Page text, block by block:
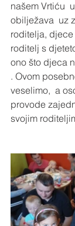
našem Vrtiću
obilježava  uz
roditelja,
roditelj s
ono što djeca
. Ovom
veselimo,  a
provode
svojim